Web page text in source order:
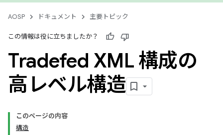
AOSP ドキュメント 主要トピック
この情報は役に立ちましたか？
Tradefed XML 構成の
高レベル構造
このページの内容
構造